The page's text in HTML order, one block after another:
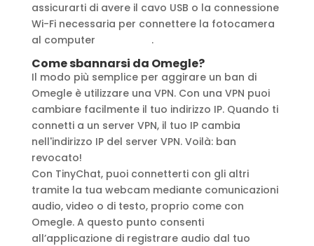
assicurarti di avere il cavo USB o la connessione
Wi-Fi necessaria per connettere la fotocamera
al computer
.
Come sbannarsi da Omegle?
Il modo più semplice per aggirare un ban di
Omegle è utilizzare una VPN. Con una VPN puoi
cambiare facilmente il tuo indirizzo IP. Quando ti
connetti a un server VPN, il tuo IP cambia
nell'indirizzo IP del server VPN. Voilà: ban
revocato!
Con TinyChat, puoi connetterti con gli altri
tramite la tua webcam mediante comunicazioni
audio, video o di testo, proprio come con
Omegle. A questo punto consenti
all’applicazione di registrare audio dal tuo